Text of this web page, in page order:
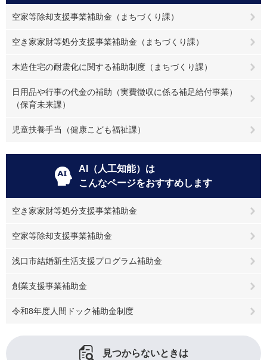
空家等除却支援事業補助金（まちづくり課）
空き家家財等処分支援事業補助金（まちづくり課）
木造住宅の耐震化に関する補助制度（まちづくり課）
日用品や行事の代金の補助（実費徴収に係る補足給付事業）
（保育未来課）
児童扶養手当（健康こども福祉課）
AI（人工知能）は
こんなページをおすすめします
空き家家財等処分支援事業補助金
空家等除却支援事業補助金
浅口市結婚新生活支援プログラム補助金
創業支援事業補助金
令和8年度人間ドック補助金制度
見つからないときは